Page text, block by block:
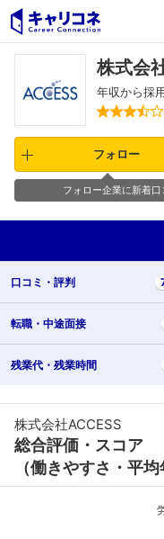
株式会
年収から採
フォロー
フォロー企業に新着
口コミ・ 評判
転職・ 中途面接
残業代・ 残業時間
株式会社ACCESS
総合評価・スコア
（働きやすさ・平